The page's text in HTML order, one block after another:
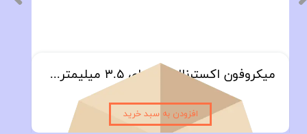
میکروفون اکسترنال حرفه ای ۳.۵ میلیمتری همراه با سوکت ورودی اختصاصی | مناسب برای تمام مانیتورهای اندروید خودرو
افزودن به سبد خرید